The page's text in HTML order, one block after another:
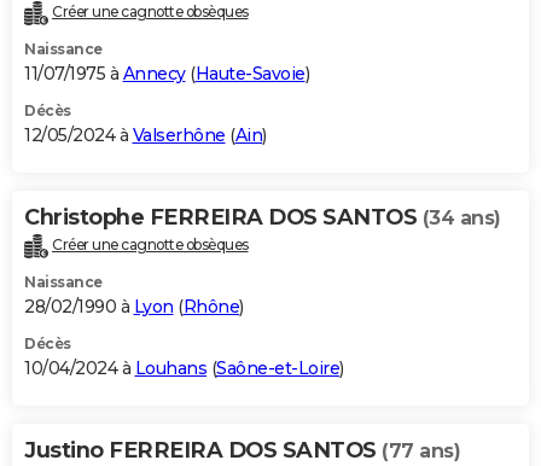
Créer une cagnotte obsèques
Naissance
11/07/1975 à Annecy(Haute-Savoie)
Décès
12/05/2024 à Valserhône (Ain)
Christophe FERREIRA DOS SANTOS (34 ans)
Créer une cagnotte obsèques
Naissance
28/02/1990 à Lyon (Rhône)
Décès
10/04/2024 à Louhans (Saône-et-Loire)
Justino FERREIRA DOS SANTOS (77 ans)